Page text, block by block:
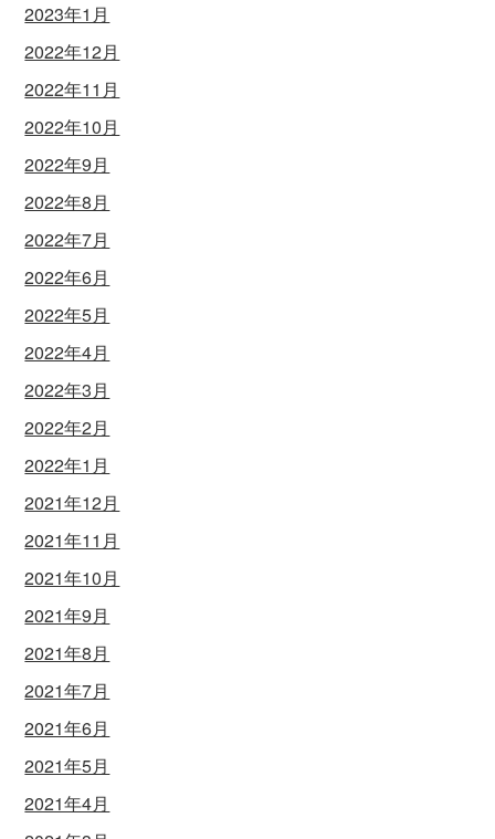
2023年1月
2022年12月
2022年11月
2022年10月
2022年9月
2022年8月
2022年7月
2022年6月
2022年5月
2022年4月
2022年3月
2022年2月
2022年1月
2021年12月
2021年11月
2021年10月
2021年9月
2021年8月
2021年7月
2021年6月
2021年5月
2021年4月